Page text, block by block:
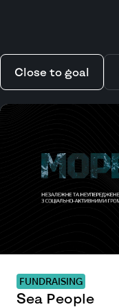
Close to goal
FUNDRAISING
Sea People